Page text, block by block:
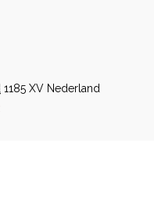
1185 XV Nederland